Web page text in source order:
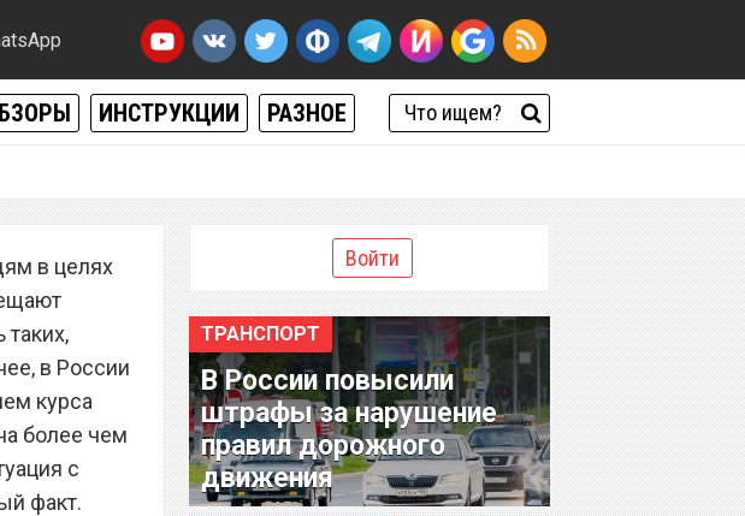
ИНСТРУКЦИИ РАЗНОЕ
и
цен
в целях
в России
курса
более чем
с
факт.
Войти
ТРАНСПОРТ
В России повысили
штрафы за нарушение
правил дорожного
движения